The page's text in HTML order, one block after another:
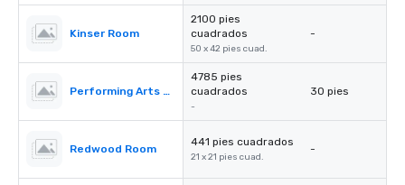
Kinser Room
2100 pies
cuadrados
50 x 42 pies cuad.
-
Performing Arts Center (PAC)
4785 pies
cuadrados
-
30 pies
Redwood Room
441 pies cuadrados
21 x 21 pies cuad.
-